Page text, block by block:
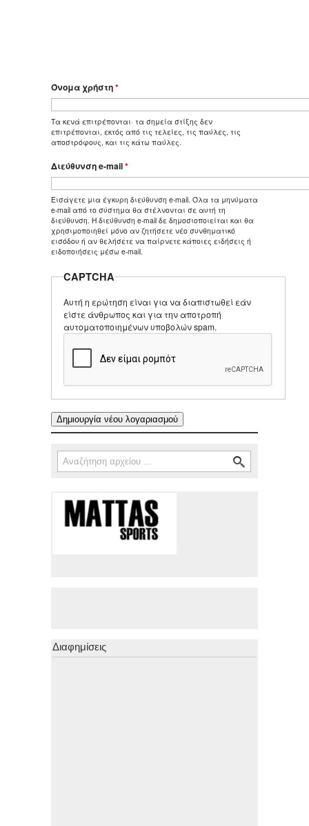
Όνομα χρήστη*
Τα κενά επιτρέπονται· τα σημεία στίξης δεν
επιτρέπονται, εκτός από τις τελείες, τις παύλες, τις
αποστρόφους, και τις κάτω παύλες.
Διεύθυνση e-mail*
Εισάγετε μια έγκυρη διεύθυνση e-mail. Όλα τα μηνύματα
e-mail από το σύστημα θα στέλνονται σε αυτή τη
διεύθυνση. Η διεύθυνση e-mail δε δημοσιοποιείται και θα
χρησιμοποιηθεί μόνο αν ζητήσετε νέο συνθηματικό
εισόδου ή αν θελήσετε να παίρνετε κάποιες ειδήσεις ή
ειδοποιήσεις μέσω e-mail.
CAPTCHA
Αυτή η ερώτηση είναι για να διαπιστωθεί εάν
είστε άνθρωπος και για την αποτροπή
αυτοματοποιημένων υποβολών spam.
Φόρμα αναζήτησης
Αναζήτηση
Διαφημίσεις